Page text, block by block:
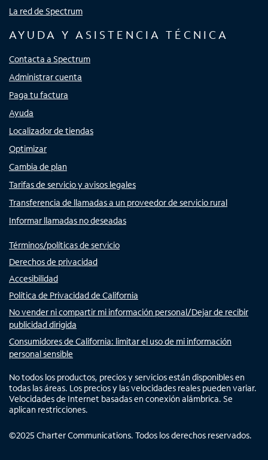
La red de Spectrum
AYUDA Y ASISTENCIA TÉCNICA
Contacta a Spectrum
Administrar cuenta
Paga tu factura
Ayuda
Localizador de tiendas
Optimizar
Cambia de plan
Tarifas de servicio y avisos legales
Transferencia de llamadas a un proveedor de servicio rural
Informar llamadas no deseadas
Términos/políticas de servicio
Derechos de privacidad
Accesibilidad
Política de Privacidad de California
No vender ni compartir mi información personal/Dejar de recibir
publicidad dirigida
Consumidores de California: limitar el uso de mi información
personal sensible
No todos los productos, precios y servicios están disponibles en
todas las áreas. Los precios y las velocidades reales pueden variar.
Velocidades de Internet basadas en conexión alámbrica. Se
aplican restricciones.
©2025 Charter Communications. Todos los derechos reservados.